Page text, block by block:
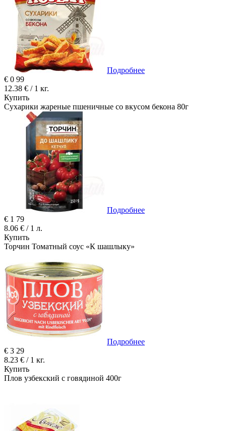
Подробнее
€ 0 99
12.38 € / 1 кг.
Купить
Сухарики жареные пшеничные со вкусом бекона 80г
Подробнее
€ 1 79
8.06 € / 1 л.
Купить
Торчин Томатный соус «К шашлыку»
Подробнее
€ 3 29
8.23 € / 1 кг.
Купить
Плов узбекский с говядиной 400г